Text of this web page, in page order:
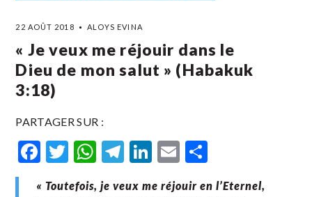
22 AOÛT 2018 ALOYS EVINA
« Je veux me réjouir dans le
Dieu de mon salut » (Habakuk
3:18)
PARTAGER SUR :
Facebook
Twitter
WhatsApp
Telegram
LinkedIn
Email
« Toutefois, je veux me réjouir en l’Eternel,